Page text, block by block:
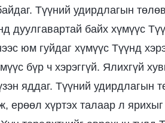
Түүний удирдлагын
дуулгавартай байх хүмүүс
юм гуйдаг хүмүүс Түүнд
бүр ч хэрэггүй. Ялихгүй
яддаг. Түүний удирдлагын
ерөөл хүртэх талаар л ярихыг